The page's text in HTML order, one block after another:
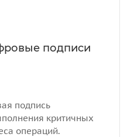
подписи
подпись
критичных
операций.